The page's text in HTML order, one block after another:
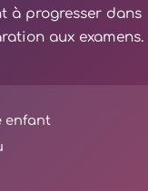
à progresser dans
aux examens.
enfant